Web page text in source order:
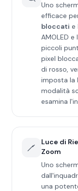
Uno
efficace
bloccati e
AMOLED
piccoli
pixel
di rosso,
imposta la
modalità
esamina
Luce di
Zoom
Uno
una